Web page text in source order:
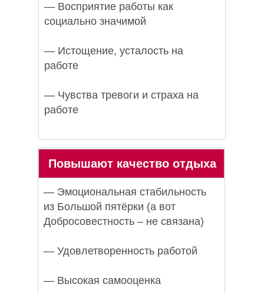
— Восприятие работы как
социально значимой
— Истощение, усталость на
работе
— Чувства тревоги и страха на
работе
Повышают качество отдыха
— Эмоциональная стабильность
из Большой пятёрки (а вот
Добросовестность – не связана)
— Удовлетворенность работой
— Высокая самооценка